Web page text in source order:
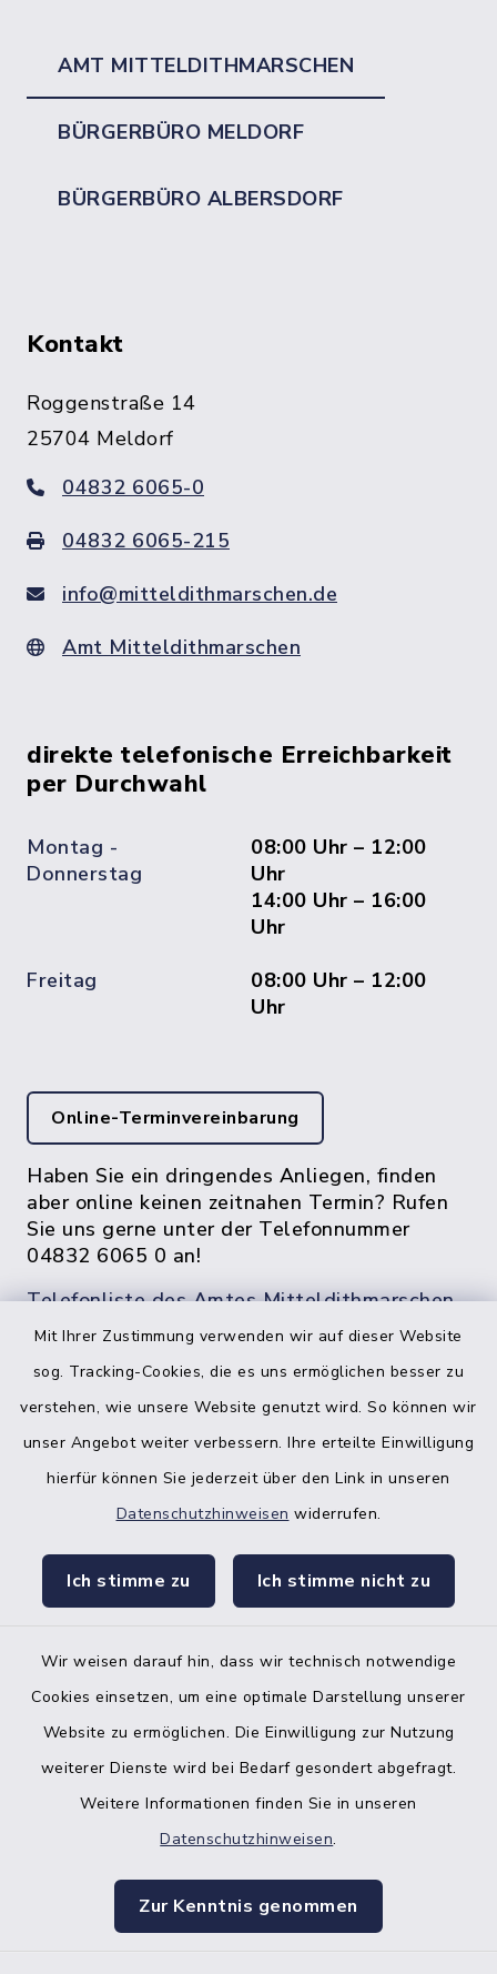
Mit Ihrer Zustimmung verwenden wir auf dieser Website
sog. Tracking-Cookies, die es uns ermöglichen besser zu
verstehen, wie unsere Website genutzt wird. So können wir
unser Angebot weiter verbessern. Ihre erteilte Einwilligung
hierfür können Sie jederzeit über den Link in unseren
Datenschutzhinweisen widerrufen.
Ich stimme zu Ich stimme nicht zu
Wir weisen darauf hin, dass wir technisch notwendige
Cookies einsetzen, um eine optimale Darstellung unserer
Website zu ermöglichen. Die Einwilligung zur Nutzung
weiterer Dienste wird bei Bedarf gesondert abgefragt.
Weitere Informationen finden Sie in unseren
Datenschutzhinweisen.
Zur Kenntnis genommen
AMT MITTELDITHMARSCHEN
BÜRGERBÜRO MELDORF
BÜRGERBÜRO ALBERSDORF
Kontakt
Roggenstraße 14
25704 Meldorf
04832 6065-0
04832 6065-215
info@mitteldithmarschen.de
Amt Mitteldithmarschen
direkte telefonische Erreichbarkeit
per Durchwahl
Montag -
Donnerstag
08:00 Uhr – 12:00
Uhr
14:00 Uhr – 16:00
Uhr
Freitag
08:00 Uhr – 12:00
Uhr
Online-Terminvereinbarung
Haben Sie ein dringendes Anliegen, finden
aber online keinen zeitnahen Termin? Rufen
Sie uns gerne unter der Telefonnummer
04832 6065 0 an!
Telefonliste des Amtes Mitteldithmarschen
facebook
Bankverbindung der Amtskasse
Barrierefreiheit